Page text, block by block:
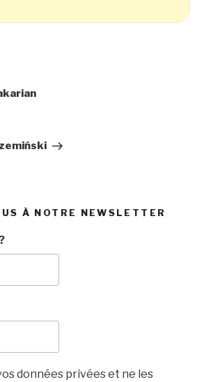
À NOTRE NEWSLETTER
données privées et ne les